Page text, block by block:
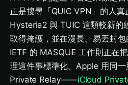
正是搜尋「QUIC VPN」的人
Hysteria2 與 TUIC 這類較新的
取得掩護，並在漫長、易丟封
IETF 的 MASQUE 工作則正在
理這件事標準化。Apple 用同
Private Relay——iCloud